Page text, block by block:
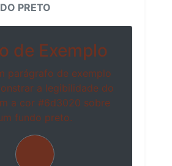
PRETO
de Exemplo
parágrafo de exemplo
a legibilidade do
a cor #6d3020 sobre
fundo preto.